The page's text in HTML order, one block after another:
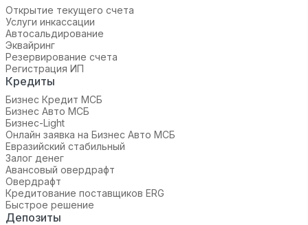
Открытие текущего счета
Услуги инкассации
Автосальдирование
Эквайринг
Резервирование счета
Регистрация ИП
Кредиты
Бизнес Кредит МСБ
Бизнес Авто МСБ
Бизнес-Light
Онлайн заявка на Бизнес Авто МСБ
Евразийский стабильный
Залог денег
Авансовый овердрафт
Овердрафт
Кредитование поставщиков ERG
Быстрое решение
Депозиты